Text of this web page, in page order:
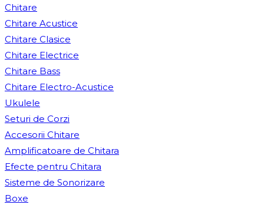
Chitare
Chitare Acustice
Chitare Clasice
Chitare Electrice
Chitare Bass
Chitare Electro-Acustice
Ukulele
Seturi de Corzi
Accesorii Chitare
Amplificatoare de Chitara
Efecte pentru Chitara
Sisteme de Sonorizare
Boxe